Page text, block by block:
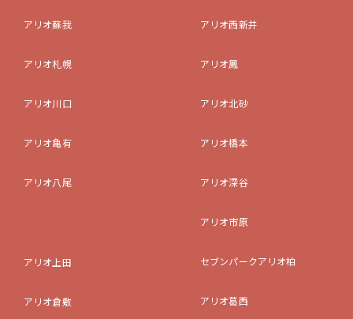
アリオ蘇我
アリオ札幌
アリオ川口
アリオ亀有
アリオ八尾
アリオ上田
アリオ倉敷
アリオ西新井
アリオ鳳
アリオ北砂
アリオ橋本
アリオ深谷
アリオ市原
セブンパークアリオ柏
アリオ葛西